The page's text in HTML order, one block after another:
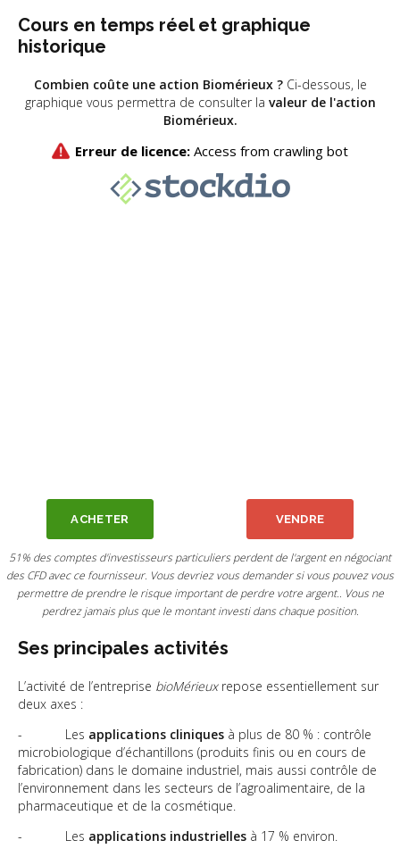
Cours en temps réel et graphique
historique
Combien coûte une action Biomérieux ?Ci-dessous, le
graphique vous permettra de consulter la valeur de l'action
Biomérieux.
ACHETER VENDRE
51% des comptes d'investisseurs particuliers perdent de l'argent en négociant
des CFD avec ce fournisseur. Vous devriez vous demander si vous pouvez vous
permettre de prendre le risque important de perdre votre argent.. Vous ne
perdrez jamais plus que le montant investi dans chaque position.
Ses principales activités
L’activité de l’entreprise bioMérieuxrepose essentiellement sur
deux axes :
- Les applications cliniques à plus de 80 % : contrôle
microbiologique d’échantillons (produits finis ou en cours de
fabrication) dans le domaine industriel, mais aussi contrôle de
l’environnement dans les secteurs de l’agroalimentaire, de la
pharmaceutique et de la cosmétique.
- Les applications industrielles à 17 % environ.